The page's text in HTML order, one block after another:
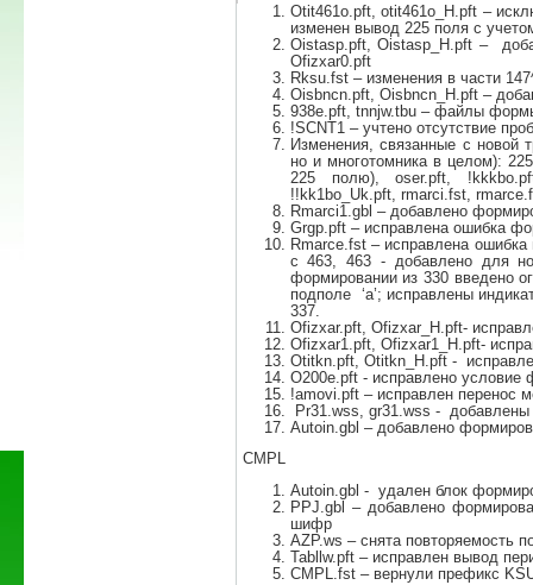
Otit461o.pft, otit461o_H.pft –
изменен вывод 225 поля с
Oistasp.pft, Oistasp_H.pft –
Ofizxar0.pft
Rksu.fst – изменения в части
Oisbncn.pft, Oisbncn_H.pft –
938e.pft, tnnjw.tbu – файлы
!SCNT1 – учтено отсутствие
Изменения, связанные с новой
но и многотомника в целом):
225 полю), oser.pft,
!!kk1bo_Uk.pft, rmarci.fst,
Rmarci1.gbl – добавлено
Grgp.pft – исправлена ошибка
Rmarce.fst – исправлена
с 463, 463 - добавлено для
формировании из 330 введено
подполе ‘a’; исправлены
337.
Ofizxar.pft, Ofizxar_H.pft-
Ofizxar1.pft, Ofizxar1_H.pft-
Otitkn.pft, Otitkn_H.pft -
O200e.pft - исправлено условие
!amovi.pft – исправлен перенос
Pr31.wss, gr31.wss -
Autoin.gbl – добавлено
СMPL
Autoin.gbl - удален блок
PPJ.gbl – добавлено
шифр
AZP.ws – снята повторяемость
Tabllw.pft – исправлен вывод
CMPL.fst – вернули префикс